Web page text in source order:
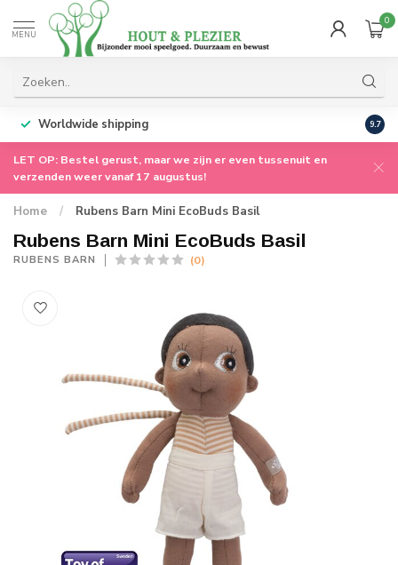
MENU
0
Worldwide shipping 9.7
LET OP: Bestel gerust, maar we zijn er even tussenuit en
verzenden weer vanaf 17 augustus!
Home / Rubens Barn Mini EcoBuds Basil
Rubens Barn Mini EcoBuds Basil
RUBENS BARN (0)